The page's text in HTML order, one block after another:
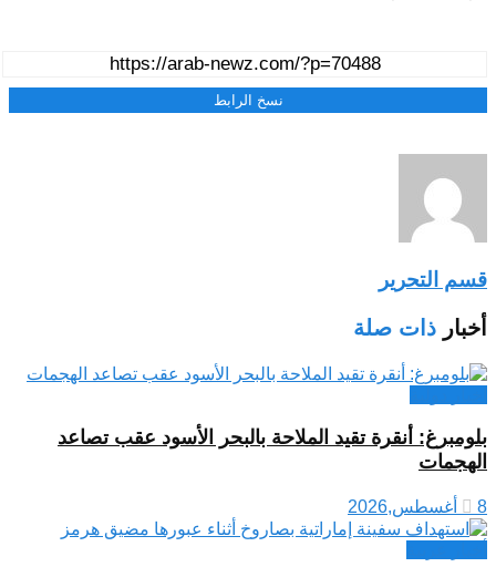
نسخ الرابط
قسم التحرير
أخبار ذات صلة
بلومبرغ: أنقرة تقيد الملاحة بالبحر الأسود عقب تصاعد
الهجمات
8 أغسطس,2026